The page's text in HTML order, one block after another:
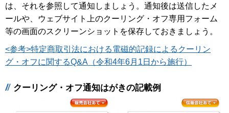
は、それを参照して通知しましょう。通知後は送信したメ
ールや、ウェブサイト上のクーリング・オフ専用フォーム
等の画面のスクリーンショットを保存しておきましょう。
<参考>特定商取引法における電磁的記録によるクーリン
グ・オフに関するQ&A（令和4年6月1日から施行）
クーリング・オフ通知はがきの記載例